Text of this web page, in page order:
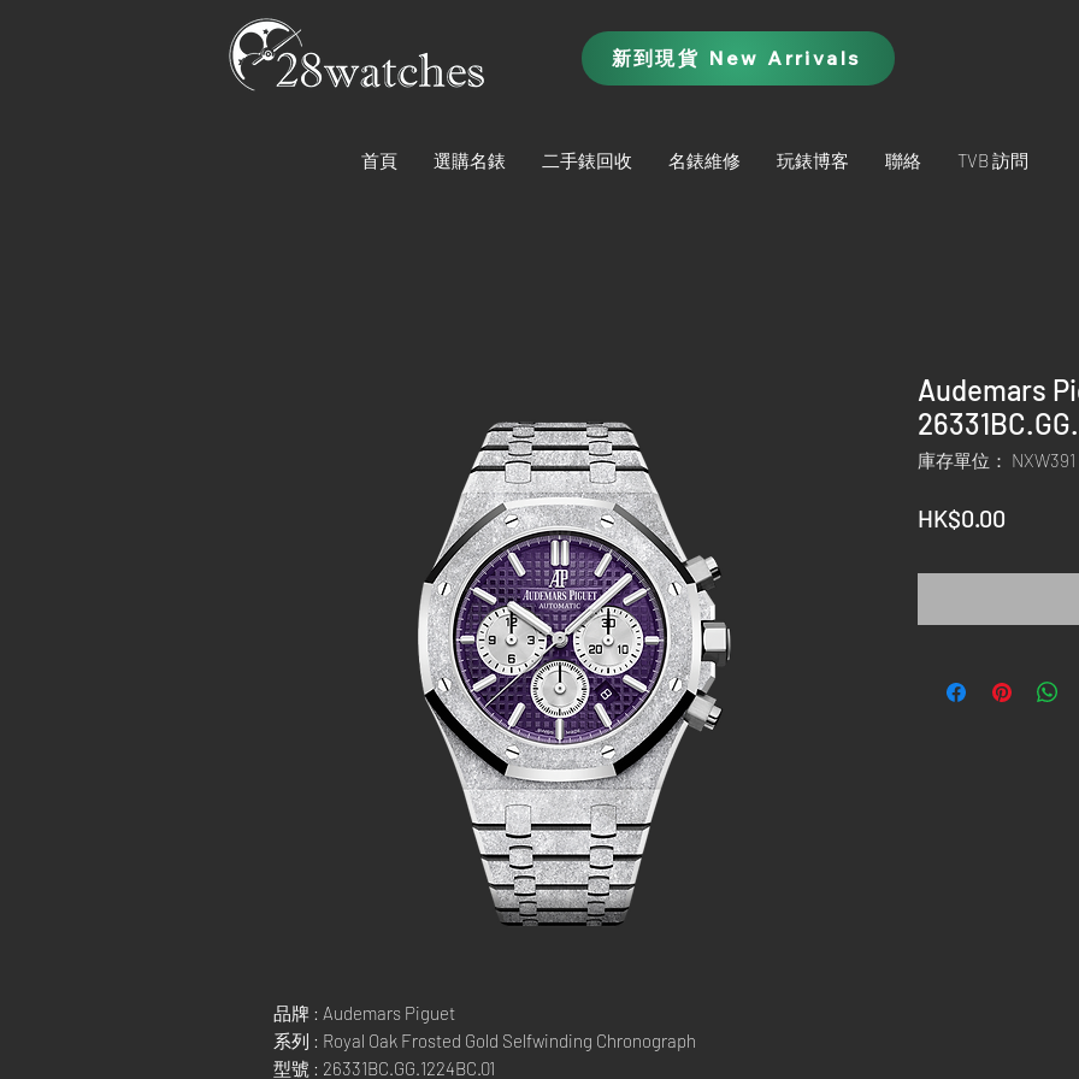
新到現貨 New Arrivals
首頁 選購名錶 二手錶回收 名錶維修 玩錶博客 聯絡 TVB 訪問
品牌 : Audemars Piguet
系列 : Royal Oak Frosted Gold Selfwinding Chronograph
型號 : 26331BC.GG.1224BC.01
Audemars
庫存單位： NXW391
HK$0.00